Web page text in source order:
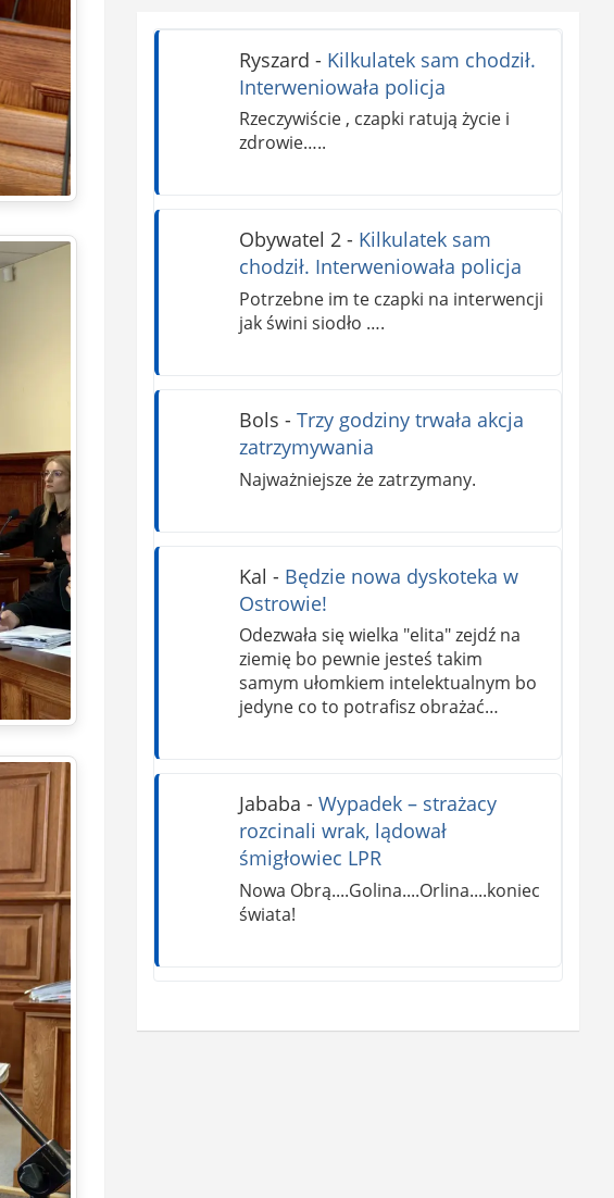
Ryszard - Kilkulatek sam chodził.
Interweniowała policja
Rzeczywiście , czapki ratują życie i
zdrowie…..
Obywatel 2- Kilkulatek sam
chodził. Interweniowała policja
Potrzebne im te czapki na interwencji
jak świni siodło ….
Bols - Trzy godziny trwała akcja
zatrzymywania
Najważniejsze że zatrzymany.
Kal - Będzie nowa dyskoteka w
Ostrowie!
Odezwała się wielka "elita" zejdź na
ziemię bo pewnie jesteś takim
samym ułomkiem intelektualnym bo
jedyne co to potrafisz obrażać…
Jababa - Wypadek – strażacy
rozcinali wrak, lądował
śmigłowiec LPR
Nowa Obrą....Golina....Orlina....koniec
świata!